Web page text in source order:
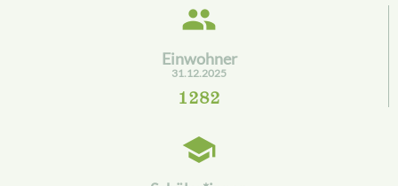
people
Einwohner
31.12.2025
1282
school